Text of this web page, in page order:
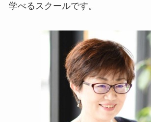
学べるスクールです。